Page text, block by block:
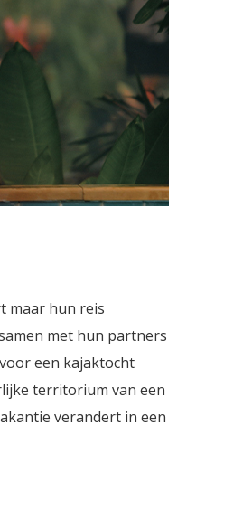
maar hun reis
met hun partners
een kajaktocht
territorium van een
verandert in een